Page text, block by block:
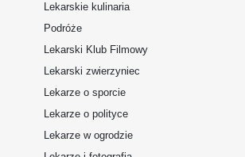
Lekarskie kulinaria
Podróże
Lekarski Klub Filmowy
Lekarski zwierzyniec
Lekarze o sporcie
Lekarze o polityce
Lekarze w ogrodzie